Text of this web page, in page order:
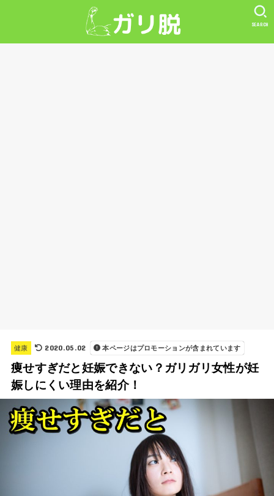
SEARCH
健康 2020.05.02 本ページはプロモーションが含まれています
痩せすぎだと妊娠できない？ガリガリ女性が妊
娠しにくい理由を紹介！